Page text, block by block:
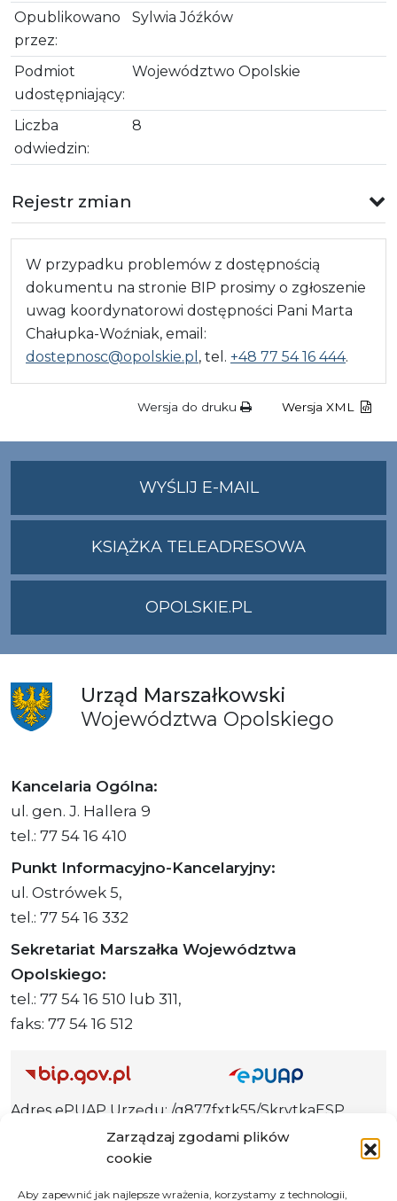
Zarządzaj zgodami plików
cookie
Aby zapewnić jak najlepsze wrażenia, korzystamy z technologii,
Opublikowano
przez:
Sylwia Jóźków
Podmiot
udostępniający:
Województwo Opolskie
Liczba
odwiedzin:
8
Rejestr zmian
W przypadku problemów z dostępnością
dokumentu na stronie BIP prosimy o zgłoszenie
uwag koordynatorowi dostępności Pani Marta
Chałupka-Woźniak, email:
dostepnosc@opolskie.pl , tel. +48 77 54 16 444.
Wersja do druku Wersja XML
WYŚLIJ E-MAILNA
ADRES
KSIĄŻKA TELEADRESOWA
OPOLSKIE.PL
Urząd Marszałkowski
Województwa Opolskiego
Kancelaria Ogólna:
ul. gen. J. Hallera 9
tel.: 77 54 16 410
Punkt Informacyjno-Kancelaryjny:
ul. Ostrówek 5,
tel.: 77 54 16 332
Sekretariat Marszałka Województwa
Opolskiego:
tel.: 77 54 16 510 lub 311,
faks: 77 54 16 512
Adres ePUAP Urzędu: /q877fxtk55/SkrytkaESP
Adres do e-Doręczeń
Urzędu: AE:PL-66703-73759-IGTUV-14